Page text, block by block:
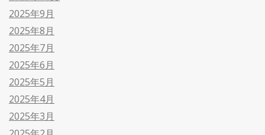
2025年9月
2025年8月
2025年7月
2025年6月
2025年5月
2025年4月
2025年3月